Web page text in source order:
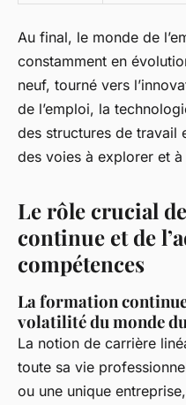
Au final, le monde de
constamment en
neuf, tourné vers
de l’emploi, la
des structures de travail
des voies à explorer et
Le rôle crucial
continue et de
compétences
La formation
volatilité du monde
La notion de carrière
toute sa vie
ou une unique